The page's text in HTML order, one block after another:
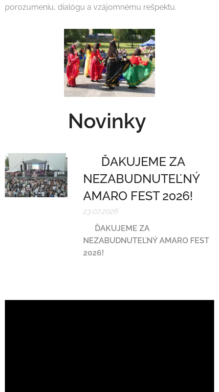
porozumeniu, dialógu a vzájomnému rešpektu.
Novinky
❤️ ĎAKUJEME ZA
NEZABUDNUTEĽNÝ
AMARO FEST 2026! ❤️
23.07.2026
ĎAKUJEME ZA
NEZABUDNUTEĽNÝ AMARO FEST
2026!